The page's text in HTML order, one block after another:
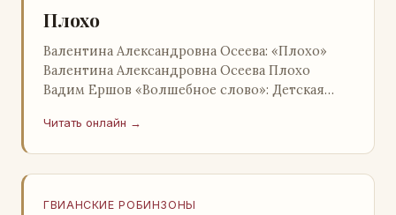
Плохо
Валентина Александровна Осеева: «Плохо»
Валентина Александровна Осеева Плохо
Вадим Ершов «Волшебное слово»: Детская
Александровна ОСЕЕВ…
Читать онлайн →
ГВИАНСКИЕ РОБИНЗОНЫ